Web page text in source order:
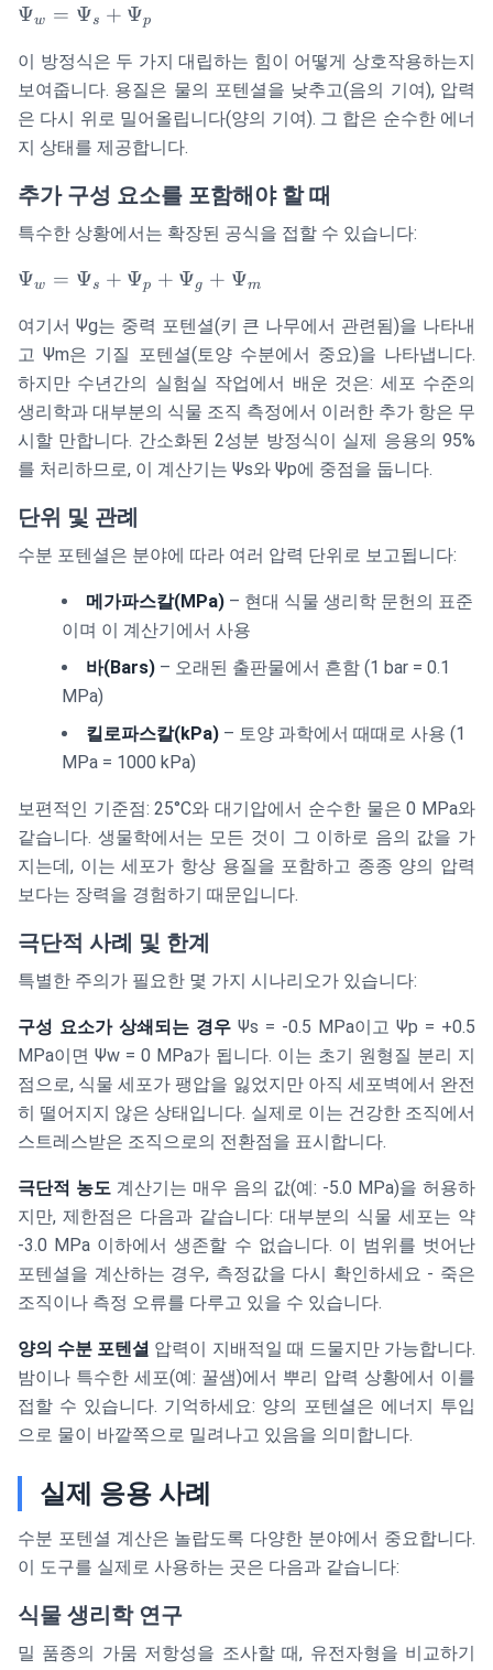
\Psi_w
\Psi_s
+
\Psi_p
Ψw = Ψs + Ψp
이 방정식은 두 가지 대립하는 힘이 어떻게 상호작용하는지
보여줍니다. 용질은 물의 포텐셜을 낮추고(음의 기여), 압력
은 다시 위로 밀어올립니다(양의 기여). 그 합은 순수한 에너
지 상태를 제공합니다.
추가 구성 요소를 포함해야 할 때
특수한 상황에서는 확장된 공식을 접할 수 있습니다:
\Psi_w
\Psi_s
+
\Psi_p
+
\Psi_g
+
\Psi_m
Ψw = Ψs + Ψp + Ψg + Ψm
여기서 Ψg는 중력 포텐셜(키 큰 나무에서 관련됨)을 나타내
고 Ψm은 기질 포텐셜(토양 수분에서 중요)을 나타냅니다.
하지만 수년간의 실험실 작업에서 배운 것은: 세포 수준의
생리학과 대부분의 식물 조직 측정에서 이러한 추가 항은 무
시할 만합니다. 간소화된 2성분 방정식이 실제 응용의 95%
를 처리하므로, 이 계산기는 Ψs와 Ψp에 중점을 둡니다.
단위 및 관례
수분 포텐셜은 분야에 따라 여러 압력 단위로 보고됩니다:
메가파스칼(MPa) – 현대 식물 생리학 문헌의 표준
이며 이 계산기에서 사용
바(Bars) – 오래된 출판물에서 흔함 (1 bar = 0.1
MPa)
킬로파스칼(kPa) – 토양 과학에서 때때로 사용 (1
MPa = 1000 kPa)
보편적인 기준점: 25°C와 대기압에서 순수한 물은 0 MPa와
같습니다. 생물학에서는 모든 것이 그 이하로 음의 값을 가
지는데, 이는 세포가 항상 용질을 포함하고 종종 양의 압력
보다는 장력을 경험하기 때문입니다.
극단적 사례 및 한계
특별한 주의가 필요한 몇 가지 시나리오가 있습니다:
구성 요소가 상쇄되는 경우 Ψs = -0.5 MPa이고 Ψp = +0.5
MPa이면 Ψw = 0 MPa가 됩니다. 이는 초기 원형질 분리 지
점으로, 식물 세포가 팽압을 잃었지만 아직 세포벽에서 완전
히 떨어지지 않은 상태입니다. 실제로 이는 건강한 조직에서
스트레스받은 조직으로의 전환점을 표시합니다.
극단적 농도계산기는 매우 음의 값(예: -5.0 MPa)을 허용하
지만, 제한점은 다음과 같습니다: 대부분의 식물 세포는 약
-3.0 MPa 이하에서 생존할 수 없습니다. 이 범위를 벗어난
포텐셜을 계산하는 경우, 측정값을 다시 확인하세요 - 죽은
조직이나 측정 오류를 다루고 있을 수 있습니다.
양의 수분 포텐셜 압력이 지배적일 때 드물지만 가능합니다.
밤이나 특수한 세포(예: 꿀샘)에서 뿌리 압력 상황에서 이를
접할 수 있습니다. 기억하세요: 양의 포텐셜은 에너지 투입
으로 물이 바깥쪽으로 밀려나고 있음을 의미합니다.
실제 응용 사례
수분 포텐셜 계산은 놀랍도록 다양한 분야에서 중요합니다.
이 도구를 실제로 사용하는 곳은 다음과 같습니다:
식물 생리학 연구
밀 품종의 가뭄 저항성을 조사할 때, 유전자형을 비교하기